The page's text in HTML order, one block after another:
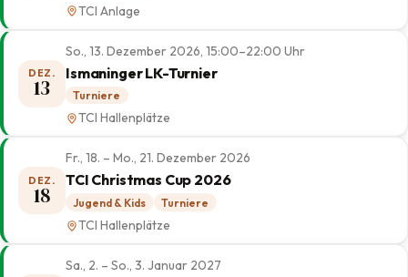
TCI Anlage
DEZ.
13
So., 13. Dezember 2026, 15:00–22:00 Uhr
Ismaninger LK-Turnier
Turniere
TCI Hallenplätze
DEZ.
18
Fr., 18. – Mo., 21. Dezember 2026
TCI Christmas Cup 2026
Jugend & Kids Turniere
TCI Hallenplätze
Sa., 2. – So., 3. Januar 2027